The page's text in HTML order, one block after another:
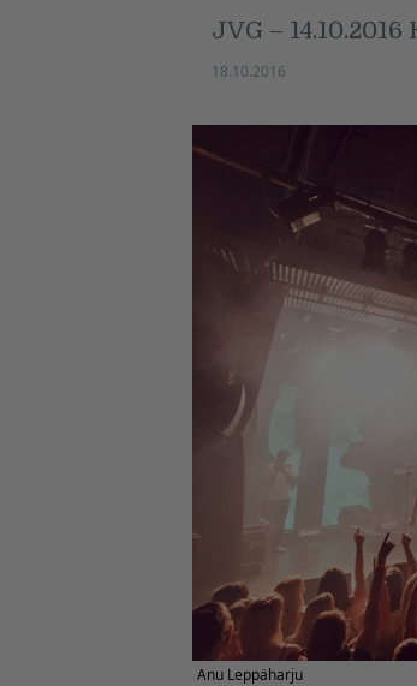
JVG –
18.10.2016
Anu Leppäharju